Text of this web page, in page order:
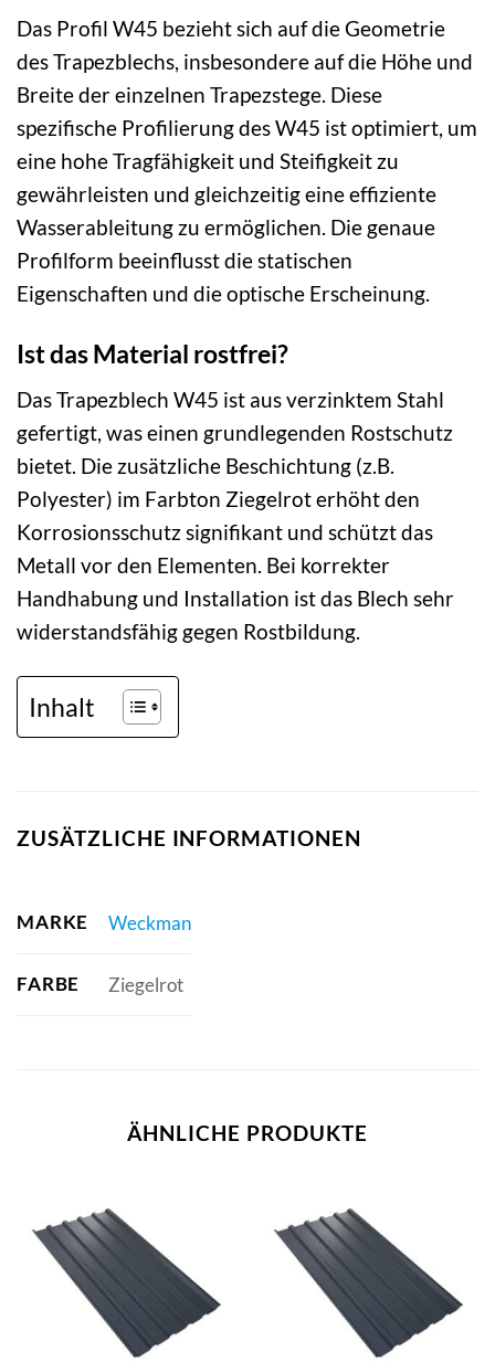
Das Profil W45 bezieht sich auf die Geometrie
des Trapezblechs, insbesondere auf die Höhe und
Breite der einzelnen Trapezstege. Diese
spezifische Profilierung des W45 ist optimiert, um
eine hohe Tragfähigkeit und Steifigkeit zu
gewährleisten und gleichzeitig eine effiziente
Wasserableitung zu ermöglichen. Die genaue
Profilform beeinflusst die statischen
Eigenschaften und die optische Erscheinung.
Ist das Material rostfrei?
Das Trapezblech W45 ist aus verzinktem Stahl
gefertigt, was einen grundlegenden Rostschutz
bietet. Die zusätzliche Beschichtung (z.B.
Polyester) im Farbton Ziegelrot erhöht den
Korrosionsschutz signifikant und schützt das
Metall vor den Elementen. Bei korrekter
Handhabung und Installation ist das Blech sehr
widerstandsfähig gegen Rostbildung.
Inhalt
ZUSÄTZLICHE INFORMATIONEN
MARKE Weckman
FARBE Ziegelrot
ÄHNLICHE PRODUKTE